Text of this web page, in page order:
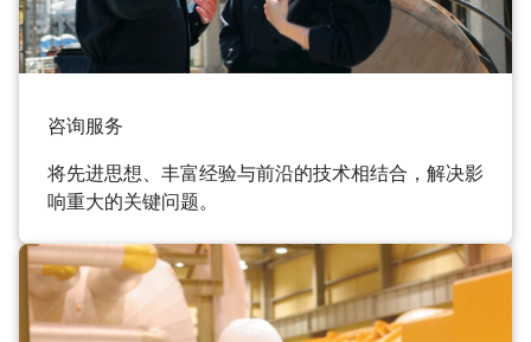
咨询服务
将先进思想、丰富经验与前沿的技术相结合，解决影
响重大的关键问题。